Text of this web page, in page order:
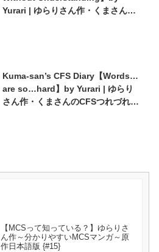
Yurari | ゆらりさん作・くまさんの
Kuma-san’s CFS Diary【Words…
are so…hard】by Yurari | ゆらり
さん作・くまさんのCFSつれづれ日
【MCSって知っている？】ゆらりさ
ん作～分かりやすいMCSマンガ～原
作日本語版 {#15}